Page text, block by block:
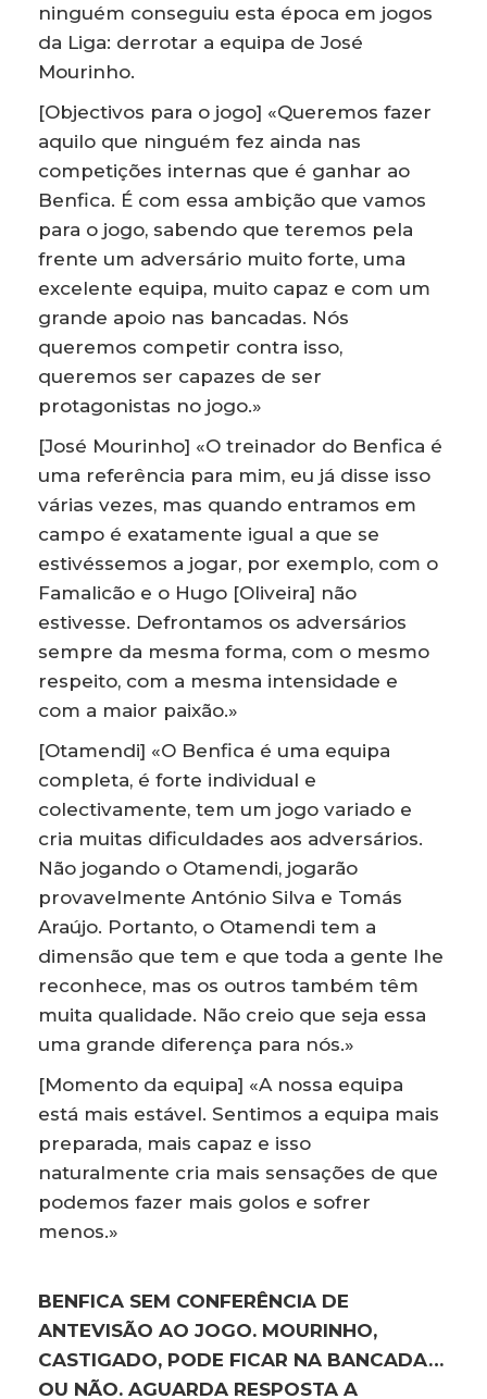
ninguém conseguiu esta época em jogos
da Liga: derrotar a equipa de José
Mourinho.
[Objectivos para o jogo] «Queremos fazer
aquilo que ninguém fez ainda nas
competições internas que é ganhar ao
Benfica. É com essa ambição que vamos
para o jogo, sabendo que teremos pela
frente um adversário muito forte, uma
excelente equipa, muito capaz e com um
grande apoio nas bancadas. Nós
queremos competir contra isso,
queremos ser capazes de ser
protagonistas no jogo.»
[José Mourinho] «O treinador do Benfica é
uma referência para mim, eu já disse isso
várias vezes, mas quando entramos em
campo é exatamente igual a que se
estivéssemos a jogar, por exemplo, com o
Famalicão e o Hugo [Oliveira] não
estivesse. Defrontamos os adversários
sempre da mesma forma, com o mesmo
respeito, com a mesma intensidade e
com a maior paixão.»
[Otamendi] «O Benfica é uma equipa
completa, é forte individual e
colectivamente, tem um jogo variado e
cria muitas dificuldades aos adversários.
Não jogando o Otamendi, jogarão
provavelmente António Silva e Tomás
Araújo. Portanto, o Otamendi tem a
dimensão que tem e que toda a gente lhe
reconhece, mas os outros também têm
muita qualidade. Não creio que seja essa
uma grande diferença para nós.»
[Momento da equipa] «A nossa equipa
está mais estável. Sentimos a equipa mais
preparada, mais capaz e isso
naturalmente cria mais sensações de que
podemos fazer mais golos e sofrer
menos.»
BENFICA SEM CONFERÊNCIA DE
ANTEVISÃO AO JOGO. MOURINHO,
CASTIGADO, PODE FICAR NA BANCADA…
OU NÃO. AGUARDA RESPOSTA A